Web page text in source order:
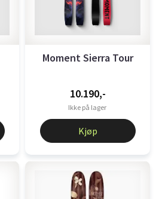
Moment Sierra Tour
10.190,-
Ikke på lager
Kjøp